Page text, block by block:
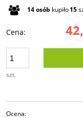
14osób kupiło15
Cena:
szt.
Ocena: